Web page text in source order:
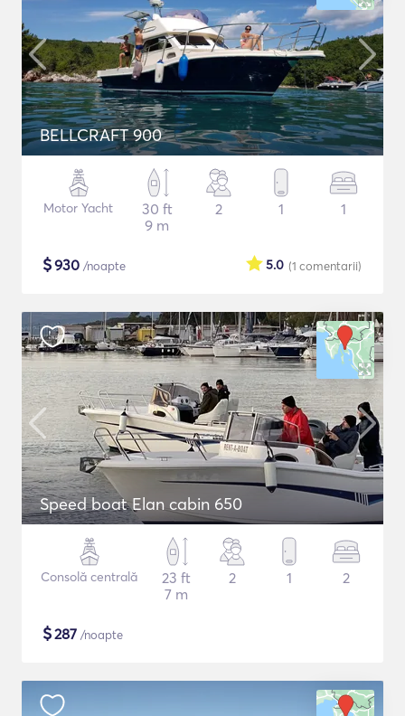
BELLCRAFT 900
Motor Yacht
30 ft
9 m
2 1 1
$930 /noapte (1 comentarii)
5.0
Speed boat Elan cabin 650
Consolă centrală
23 ft
7 m
2 1 2
$287 /noapte